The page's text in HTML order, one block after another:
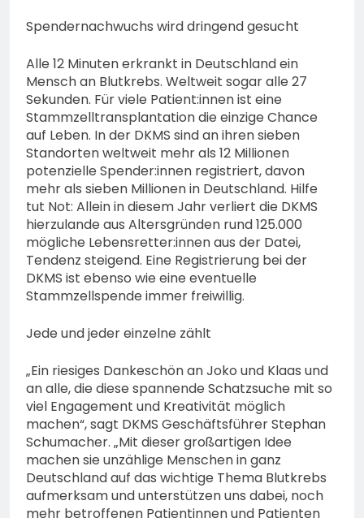
Spendernachwuchs wird dringend gesucht
Alle 12 Minuten erkrankt in Deutschland ein
Mensch an Blutkrebs. Weltweit sogar alle 27
Sekunden. Für viele Patient:innen ist eine
Stammzelltransplantation die einzige Chance
auf Leben. In der DKMS sind an ihren sieben
Standorten weltweit mehr als 12 Millionen
potenzielle Spender:innen registriert, davon
mehr als sieben Millionen in Deutschland. Hilfe
tut Not: Allein in diesem Jahr verliert die DKMS
hierzulande aus Altersgründen rund 125.000
mögliche Lebensretter:innen aus der Datei,
Tendenz steigend. Eine Registrierung bei der
DKMS ist ebenso wie eine eventuelle
Stammzellspende immer freiwillig.
Jede und jeder einzelne zählt
„Ein riesiges Dankeschön an Joko und Klaas und
an alle, die diese spannende Schatzsuche mit so
viel Engagement und Kreativität möglich
machen“, sagt DKMS Geschäftsführer Stephan
Schumacher. „Mit dieser großartigen Idee
machen sie unzählige Menschen in ganz
Deutschland auf das wichtige Thema Blutkrebs
aufmerksam und unterstützen uns dabei, noch
mehr betroffenen Patientinnen und Patienten